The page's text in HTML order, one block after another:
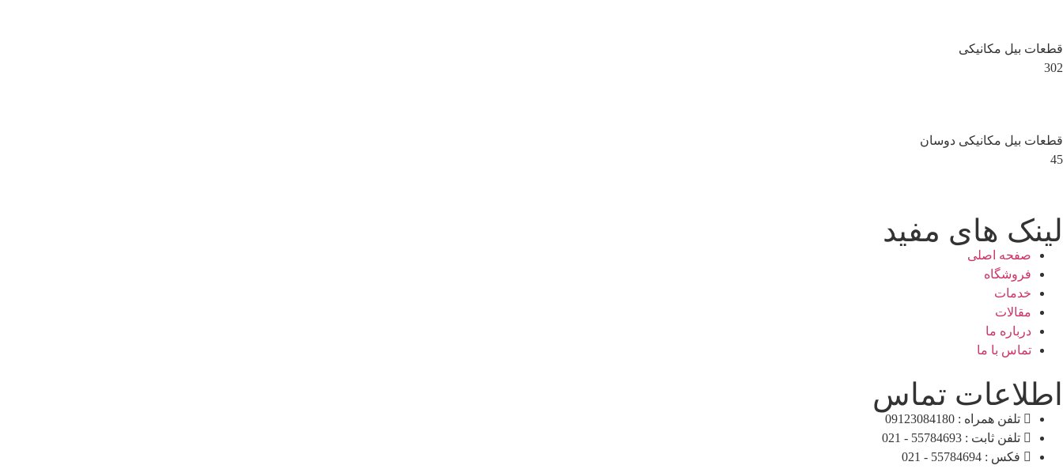
قطعات بیل مکانیکی
302
قطعات بیل مکانیکی دوسان
45
لینک های مفید
صفحه اصلی
فروشگاه
خدمات
مقالات
درباره ما
تماس با ما
اطلاعات تماس
تلفن همراه : 09123084180
تلفن ثابت : 55784693 - 021
فکس : 55784694 - 021